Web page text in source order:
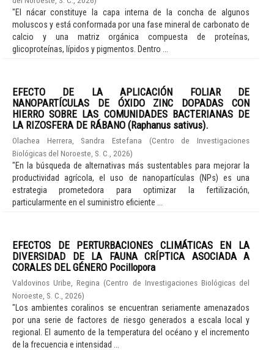
"El nácar constituye la capa interna de la concha de algunos
moluscos y está conformada por una fase mineral de carbonato de
calcio y una matriz orgánica compuesta de proteínas,
glicoproteínas, lípidos y pigmentos. Dentro ...
EFECTO DE LA APLICACIÓN FOLIAR DE
NANOPARTÍCULAS DE ÓXIDO ZINC DOPADAS CON
HIERRO SOBRE LAS COMUNIDADES BACTERIANAS DE
LA RIZOSFERA DE RÁBANO (Raphanus sativus).
Olachea Herrera, Sandra Estefana (Centro de Investigaciones
Biológicas del Noroeste, S. C.
2026)
"En la búsqueda de alternativas más sustentables para mejorar la
productividad agrícola, el uso de nanopartículas (NPs) es una
estrategia prometedora para optimizar la fertilización,
particularmente en el suministro eficiente ...
EFECTOS DE PERTURBACIONES CLIMÁTICAS EN LA
DIVERSIDAD DE LA FAUNA CRÍPTICA ASOCIADA A
CORALES DEL GÉNERO Pocillopora
Valdovinos Uribe, Regina (Centro de Investigaciones Biológicas del
Noroeste, S. C.
2026)
"Los ambientes coralinos se encuentran seriamente amenazados
por una serie de factores de riesgo generados a escala local y
regional. El aumento de la temperatura del océano y el incremento
de la frecuencia e intensidad ...